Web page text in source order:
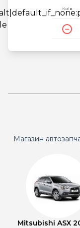
Київ
Магазин
Mitsubishi ASX